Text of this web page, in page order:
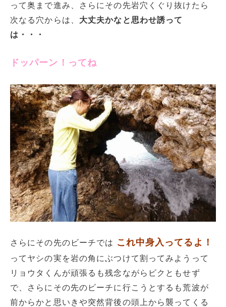
って奥まで進み、さらにその先岩穴くぐり抜けたら
次なる穴からは、 大丈夫かなと思わせ誘って
は・・・
ドッパーン！ってね
さらにその先のビーチでは これ中身入ってるよ！
ってヤシの実を岩の角にぶつけて割ってみようって
リョウタくんが頑張るも残念ながらビクともせず
で、さらにその先のビーチに行こうとするも荒波が
前からかと思いきや突然背後の頭上から襲ってくる